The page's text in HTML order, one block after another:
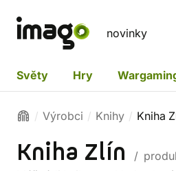
novinky
Světy Hry
Výrobci Knihy Kniha
Kniha Zlín
/